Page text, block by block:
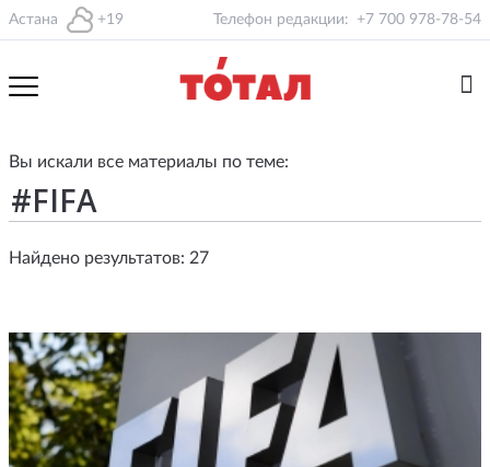
Астана +19 Телефон редакции: +7 700 978-78-54
Вы искали все материалы по теме:
Найдено результатов: 27